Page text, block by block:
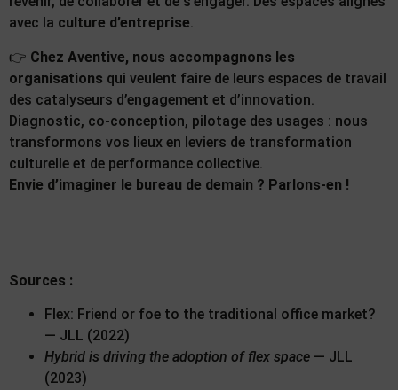
avec la culture d’entreprise.
👉 Chez Aventive, nous accompagnons les
organisations qui veulent faire de leurs espaces de travail
des catalyseurs d’engagement et d’innovation.
Diagnostic, co-conception, pilotage des usages : nous
transformons vos lieux en leviers de transformation
culturelle et de performance collective.
Envie d’imaginer le bureau de demain ? Parlons-en !
Sources :
Flex: Friend or foe to the traditional office market?
— JLL (2022)
Hybrid is driving the adoption of flex space — JLL
(2023)